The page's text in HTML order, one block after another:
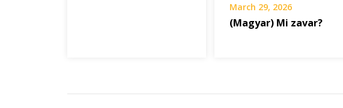
March 29, 2026
(Magyar) Mi zavar?